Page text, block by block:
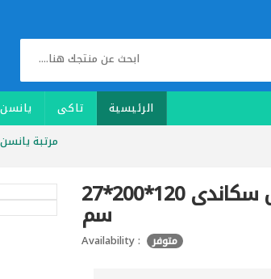
يانسن تاكى الرئيسية
مرتبة يانسن
مرتبة يانسن موديل سكاندى 120*200*27
سم
Availability : متوفر